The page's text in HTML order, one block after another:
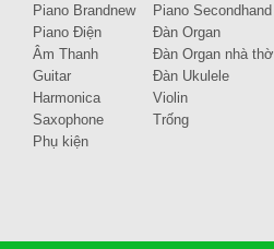
Piano Brandnew
Piano Secondhand
Piano Điện
Đàn Organ
Âm Thanh
Đàn Organ nhà thờ
Guitar
Đàn Ukulele
Harmonica
Violin
Saxophone
Trống
Phụ kiện